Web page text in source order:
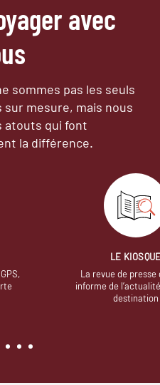
avec
sommes pas les seuls
sur mesure, mais nous
atouts qui font
la différence.
LE
La revue de presse
informe de
destination